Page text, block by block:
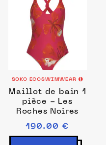
SOKO ECOSWIMWEAR
Maillot de bain 1
pièce - Les
Roches Noires
190.00 €